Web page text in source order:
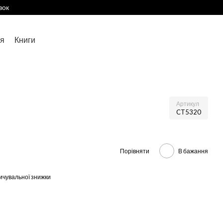
Книги
Артикул
CT5320
Порівняти В бажання
знижки